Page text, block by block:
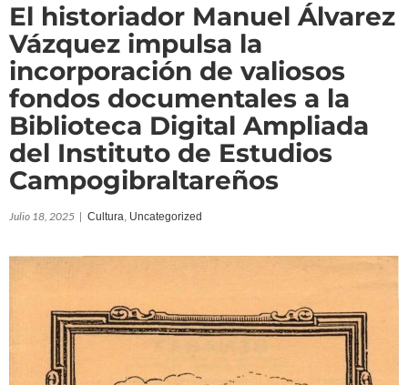
El historiador Manuel Álvarez
Vázquez impulsa la
incorporación de valiosos
fondos documentales a la
Biblioteca Digital Ampliada
del Instituto de Estudios
Campogibraltareños
Julio 18, 2025 | Cultura, Uncategorized